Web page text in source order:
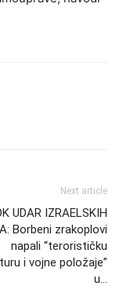
Next article
UDAR IZRAELSKIH
Borbeni zrakoplovi
napali “terorističku
i vojne položaje”
u…